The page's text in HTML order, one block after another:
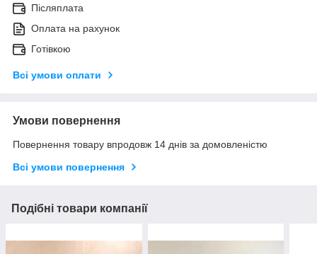
Післяплата
Оплата на рахунок
Готівкою
Всі умови оплати
Умови повернення
Повернення товару впродовж 14 днів за домовленістю
Всі умови повернення
Подібні товари компанії